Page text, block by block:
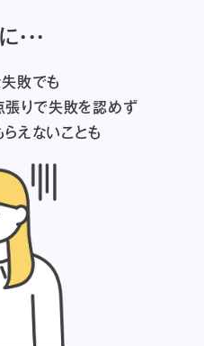
・・
敗でも
張りで失敗を認めず
えないことも